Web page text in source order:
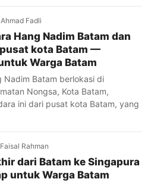
Ahmad Fadli
Hang Nadim Batam dan
kota Batam —
Warga Batam
Nadim Batam berlokasi di
Nongsa, Kota Batam,
ini dari pusat kota Batam, yang
Faisal Rahman
dari Batam ke Singapura
untuk Warga Batam